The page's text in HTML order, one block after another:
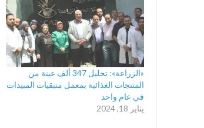
«الزراعة»: تحليل 347 ألف عينة من
المنتجات الغذائية بمعمل متبقيات المبيدات
في عام واحد
يناير 18, 2024